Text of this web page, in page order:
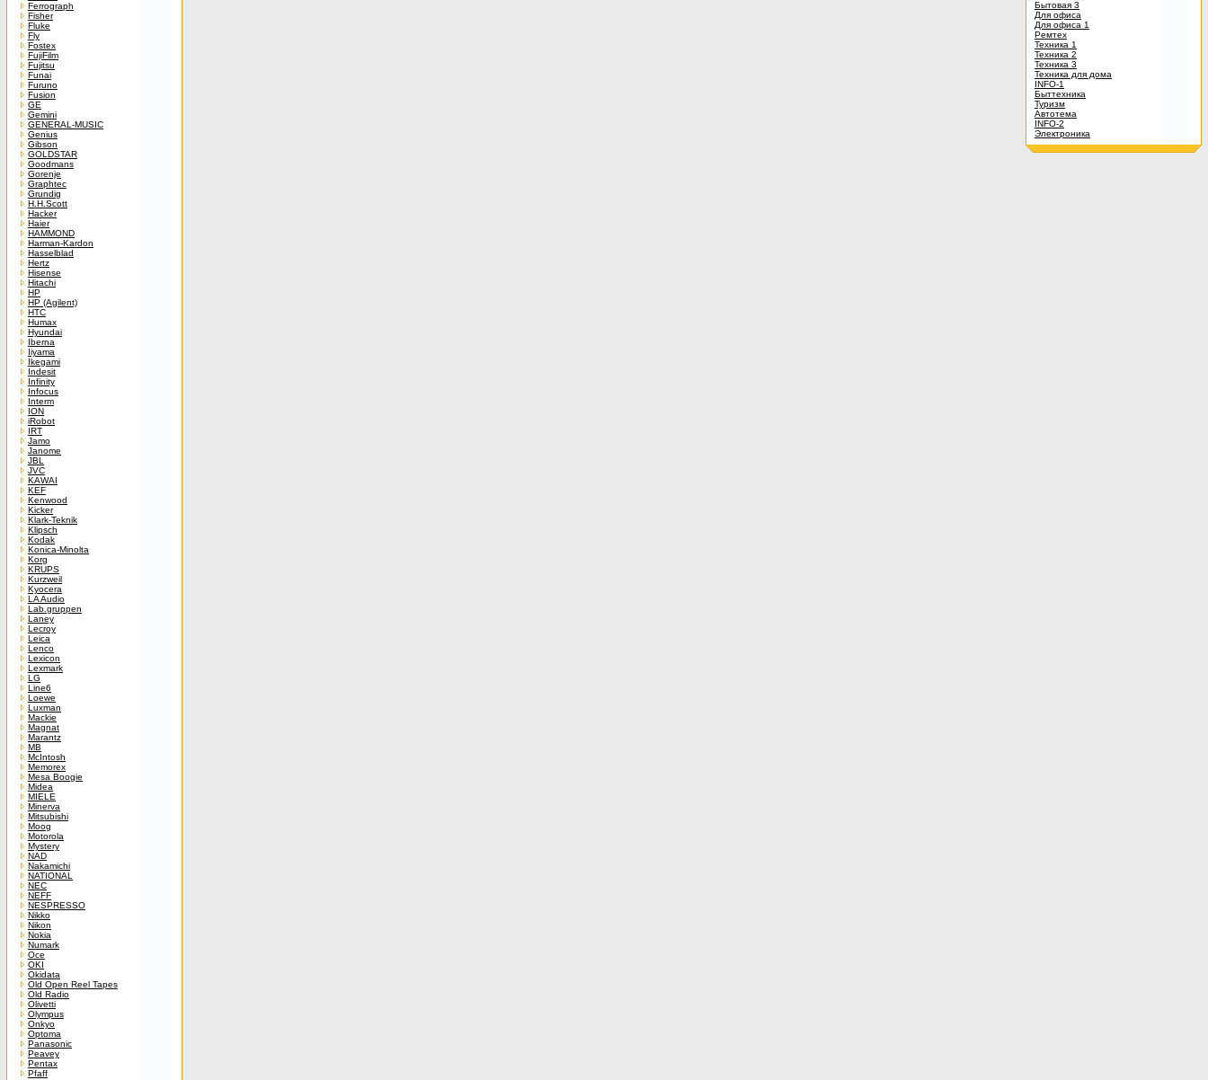
Ferrograph
Fisher
Fluke
Fly
Fostex
FujiFilm
Fujitsu
Funai
Furuno
Fusion
GE
Gemini
GENERAL-MUSIC
Genius
Gibson
GOLDSTAR
Goodmans
Gorenje
Graphtec
Grundig
H.H.Scott
Hacker
Haier
HAMMOND
Harman-Kardon
Hasselblad
Hertz
Hisense
Hitachi
HP
HP (Agilent)
HTC
Humax
Hyundai
Iberna
Iiyama
Ikegami
Indesit
Infinity
Infocus
Interm
ION
iRobot
IRT
Jamo
Janome
JBL
JVC
KAWAI
KEF
Kenwood
Kicker
Klark-Teknik
Klipsch
Kodak
Konica-Minolta
Korg
KRUPS
Kurzweil
Kyocera
LA Audio
Lab.gruppen
Laney
Lecroy
Leica
Lenco
Lexicon
Lexmark
LG
Line6
Loewe
Luxman
Mackie
Magnat
Marantz
MB
McIntosh
Memorex
Mesa Boogie
Midea
MIELE
Minerva
Mitsubishi
Moog
Motorola
Mystery
NAD
Nakamichi
NATIONAL
NEC
NEFF
NESPRESSO
Nikko
Nikon
Nokia
Numark
Oce
OKI
Okidata
Old Open Reel Tapes
Old Radio
Olivetti
Olympus
Onkyo
Optoma
Panasonic
Peavey
Pentax
Pfaff
Бытовая 3
Для офиса
Для офиса 1
Ремтех
Техника 1
Техника 2
Техника 3
Техника для дома
INFO-1
Быттехника
Туризм
Автотема
INFO-2
Электроника